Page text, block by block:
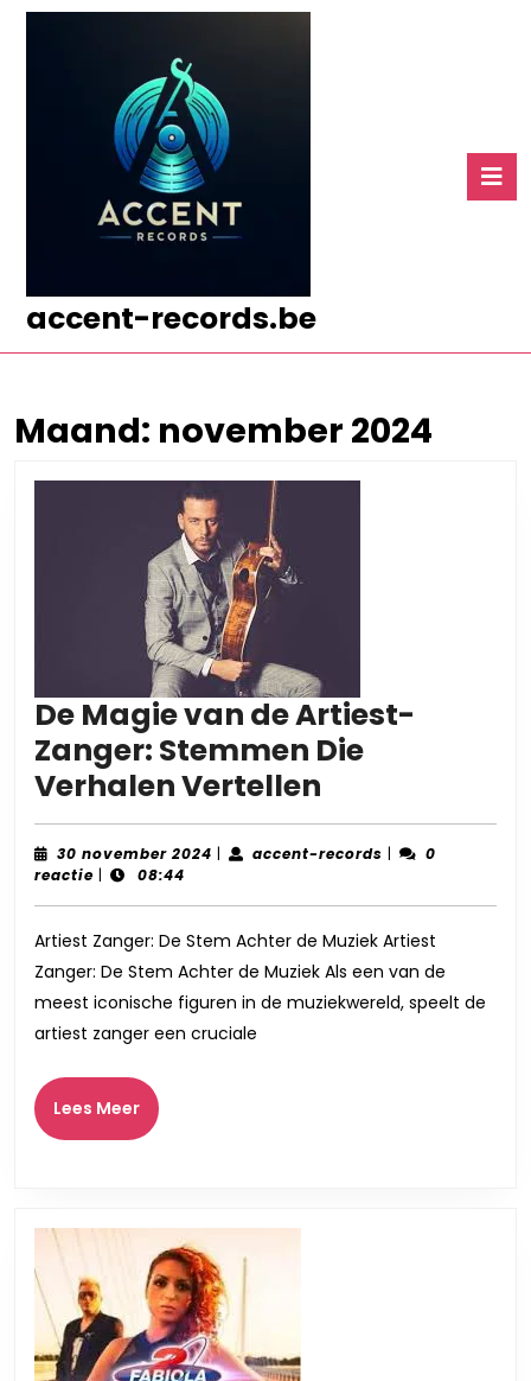
accent-records.be
Maand: november 2024
De Magie van de Artiest-
Zanger: Stemmen Die
Verhalen Vertellen
Magie
van
Artiest-
Zanger:
Stemmen
30 november 2024 30
| accent-records accent-
|
0
reactie | 08:44
Artiest Zanger: De Stem Achter de Muziek Artiest
Zanger: De Stem Achter de Muziek Als een van de
meest iconische figuren in de muziekwereld, speelt de
artiest zanger een cruciale
Lees MeerLees
Meer